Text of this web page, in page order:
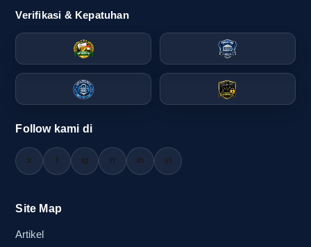
Peran media serentak dalam
membangun energi massa sebelum
opening
yang sama kepada banyak orang dalam waktu
bersamaan. Saat panitia membagikan balon
tepuk kepada peserta, crowd memiliki alat yang
tepukan, gerakan tangan, dan tampilan visual
bisa menyatu membentuk energi kolektif yang
Verifikasi & Kepatuhan
Follow kami di
x f ig tt in yt
Site Map
Artikel